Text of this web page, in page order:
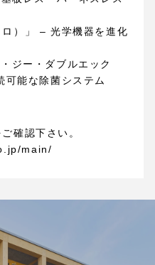
ロ）」 – 光学機器を進化
ジー・ダブルエック
可能な除菌システム
確認下さい。
main/